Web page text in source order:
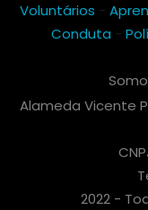
Voluntários -
Conduta -
Alameda Vicente
2022 -